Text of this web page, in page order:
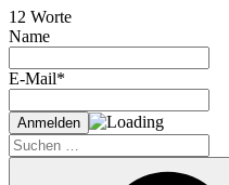
12 Worte
Name
E-Mail*
Suche
nach: